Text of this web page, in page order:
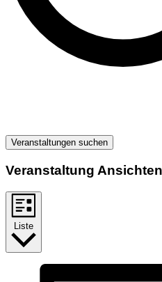
Veranstaltungen suchen
Veranstaltung
Liste